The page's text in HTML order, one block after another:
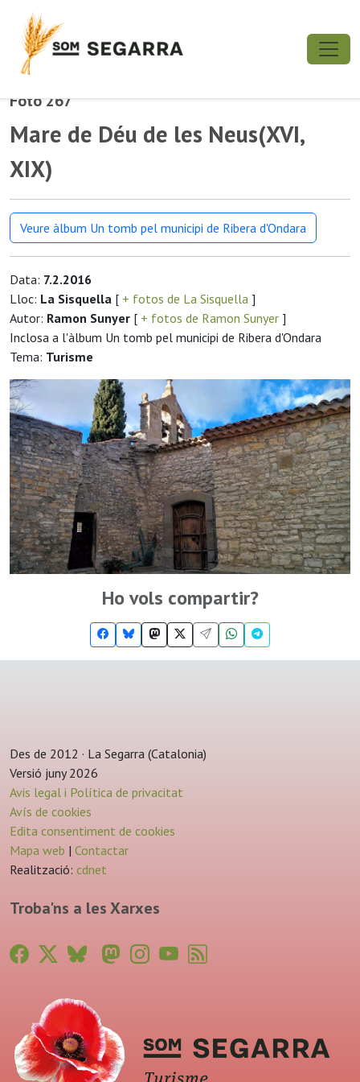
Foto 267
Mare de Déu de les Neus(XVI,
XIX)
Veure àlbum Un tomb pel municipi de Ribera d'Ondara
Data: 7.2.2016
Lloc: La Sisquella [ + fotos de La Sisquella ]
Autor: Ramon Sunyer [ + fotos de Ramon Sunyer ]
Inclosa a l'àlbum Un tomb pel municipi de Ribera d'Ondara
Tema: Turisme
Ho vols compartir?
Des de 2012 · La Segarra (Catalonia)
Versió juny 2026
Avis legal i Política de privacitat
Avís de cookies
Edita consentiment de cookies
Mapa web | Contactar
Realització: cdnet
Troba'ns a les Xarxes